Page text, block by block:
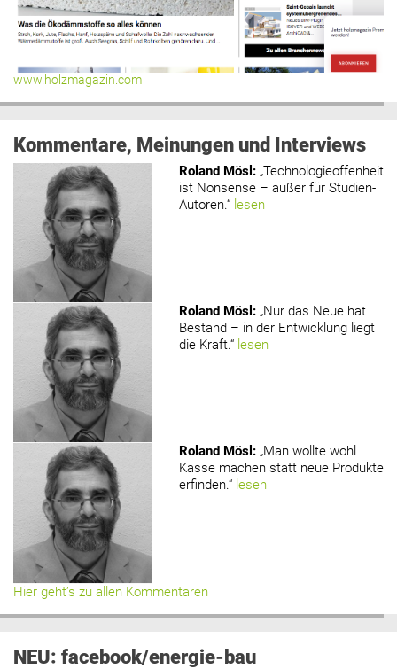
www.holzmagazin.com
Kommentare, Meinungen und Interviews
Roland Mösl : „Technologieoffenheit
ist Nonsense – außer für Studien-
Autoren.“ lesen
Roland Mösl : „Nur das Neue hat
Bestand – in der Entwicklung liegt
die Kraft.“ lesen
Roland Mösl : „Man wollte wohl
Kasse machen statt neue Produkte
erfinden.“ lesen
Hier geht’s zu allen Kommentaren
NEU: facebook/energie-bau